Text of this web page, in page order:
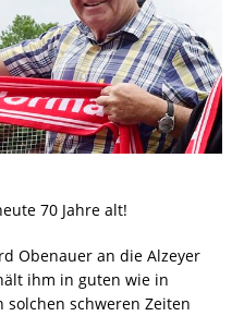
70 Jahre alt!
Obenauer an die Alzeyer
ihm in guten wie in
solchen schweren Zeiten